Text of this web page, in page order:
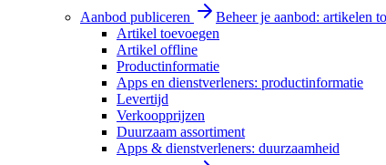
Aanbod publiceren
Beheer je aanbod: artikelen
Artikel toevoegen
Artikel offline
Productinformatie
Apps en dienstverleners: productinformatie
Levertijd
Verkoopprijzen
Duurzaam assortiment
Apps & dienstverleners: duurzaamheid